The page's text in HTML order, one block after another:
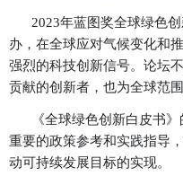
4.《全球绿色创新
成果，《全球绿色创
顶尖专家和研究机构
势和挑战，并针对各
绿色技术研发和应用
案例。白皮书旨在为